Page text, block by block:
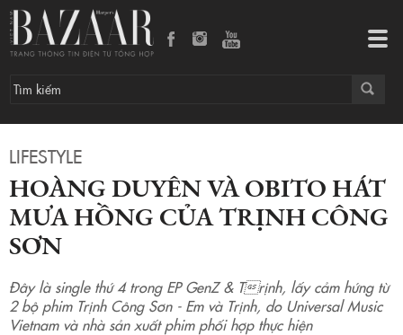
LIFESTYLE
HOÀNG DUYÊN VÀ OBITO HÁT
MƯA HỒNG CỦA TRỊNH CÔNG
SƠN
Đây là single thứ 4 trong EP GenZ & Trịnh, lấy cảm hứng từ
2 bộ phim Trịnh Công Sơn - Em và Trịnh, do Universal Music
Vietnam và nhà sản xuất phim phối hợp thực hiện